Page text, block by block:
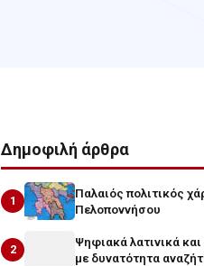
Δημοφιλή άρθρα
1
Παλαιός πολιτικός
Πελοποννήσου
2
Ψηφιακά λατινικά και
με δυνατότητα